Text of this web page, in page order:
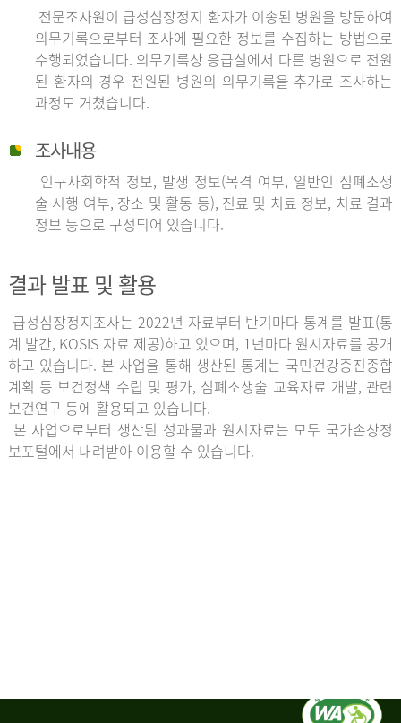
전문조사원이 급성심장정지 환자가 이송된 병원을 방문하여
의무기록으로부터 조사에 필요한 정보를 수집하는 방법으로
수행되었습니다. 의무기록상 응급실에서 다른 병원으로 전원
된 환자의 경우 전원된 병원의 의무기록을 추가로 조사하는
과정도 거쳤습니다.
조사내용
인구사회학적 정보, 발생 정보(목격 여부, 일반인 심폐소생
술 시행 여부, 장소 및 활동 등), 진료 및 치료 정보, 치료 결과
정보 등으로 구성되어 있습니다.
결과 발표 및 활용
급성심장정지조사는 2022년 자료부터 반기마다 통계를 발표(통
계 발간, KOSIS 자료 제공)하고 있으며, 1년마다 원시자료를 공개
하고 있습니다. 본 사업을 통해 생산된 통계는 국민건강증진종합
계획 등 보건정책 수립 및 평가, 심폐소생술 교육자료 개발, 관련
보건연구 등에 활용되고 있습니다.
본 사업으로부터 생산된 성과물과 원시자료는 모두 국가손상정
보포털에서 내려받아 이용할 수 있습니다.